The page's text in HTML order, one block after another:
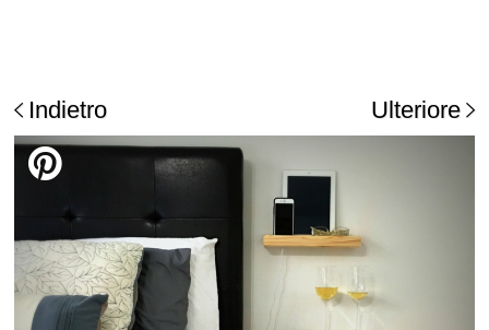
Indietro Ulteriore